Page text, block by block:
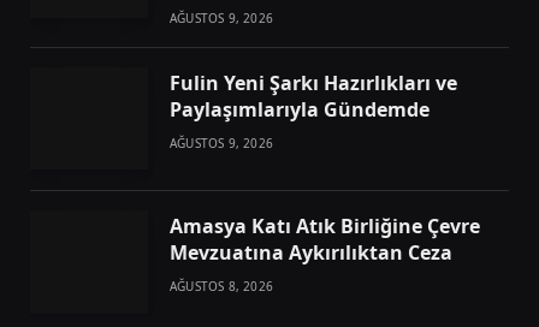
AĞUSTOS 9, 2026
Fulin Yeni Şarkı Hazırlıkları ve
Paylaşımlarıyla Gündemde
AĞUSTOS 9, 2026
Amasya Katı Atık Birliğine Çevre
Mevzuatına Aykırılıktan Ceza
AĞUSTOS 8, 2026